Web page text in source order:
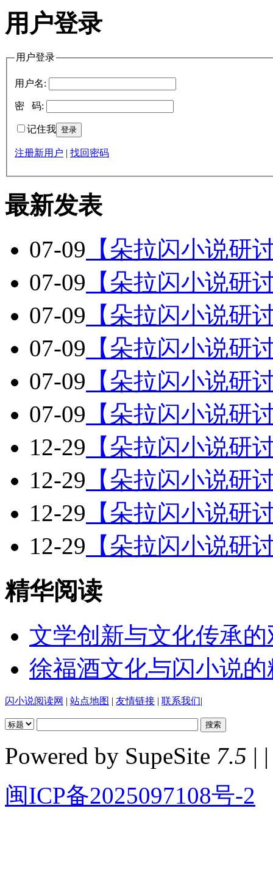
用户登录
用户登录
用户名:
密 码:
记住我
注册新用户 | 找回密码
最新发表
07-09 【朵拉闪小说研
07-09 【朵拉闪小说研
07-09 【朵拉闪小说研
07-09 【朵拉闪小说研
07-09 【朵拉闪小说研
07-09 【朵拉闪小说研
12-29 【朵拉闪小说研
12-29 【朵拉闪小说研
12-29 【朵拉闪小说研
12-29 【朵拉闪小说研
精华阅读
文学创新与文化传承
徐福酒文化与闪小说
闪小说阅读网 | 站点地图 | 友情链接 | 联系我们|
Powered by SupeSite 7.5 | |
闽ICP备2025097108号-2